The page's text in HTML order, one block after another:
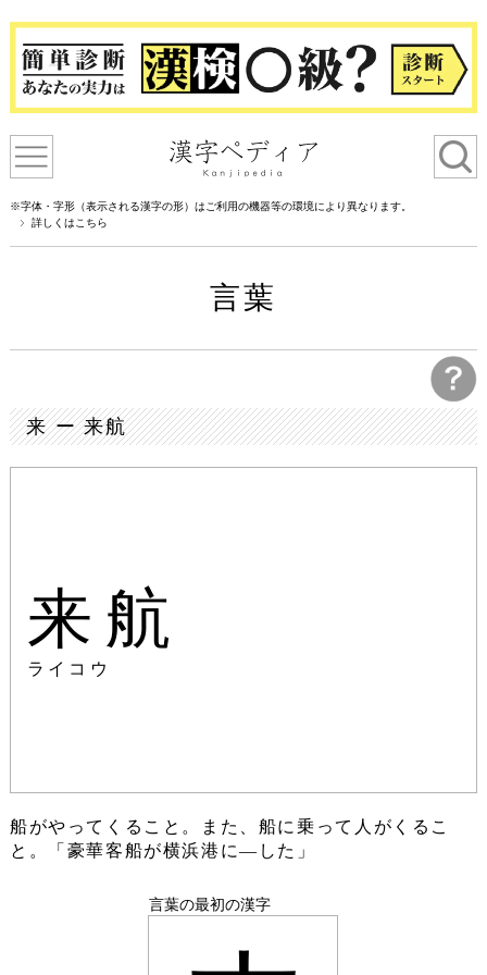
※字体・字形（表示される漢字の形）はご利用の機器等の環境により異なります。
詳しくはこちら
言葉
来 ー 来航
来航
ライコウ
船がやってくること。また、船に乗って人がくるこ
と。「豪華客船が横浜港に―した」
言葉の最初の漢字